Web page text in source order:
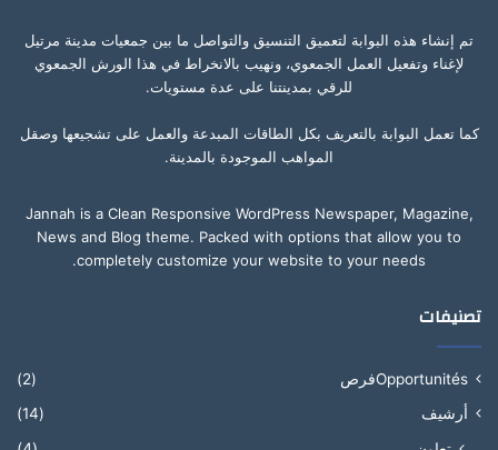
تم إنشاء هذه البوابة لتعميق التنسيق والتواصل ما بين جمعيات مدينة مرتيل
لإغناء وتفعيل العمل الجمعوي، ونهيب بالانخراط في هذا الورش الجمعوي
للرقي بمدينتنا على عدة مستويات.
كما تعمل البوابة بالتعريف بكل الطاقات المبدعة والعمل على تشجيعها وصقل
المواهب الموجودة بالمدينة.
Jannah is a Clean Responsive WordPress Newspaper, Magazine,
News and Blog theme. Packed with options that allow you to
completely customize your website to your needs.
تصنيفات
Opportunitésفرص
(2)
أرشيف
(14)